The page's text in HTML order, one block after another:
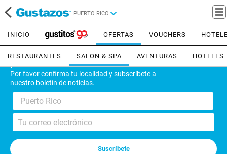
PUERTO RICO
Por favor confirma tu localidad y subscríbete a
nuestro boletín de noticias.
Puerto Rico
INICIO OFERTAS VOUCHERS
RESTAURANTES SALON & SPA AVENTURAS HOTELES